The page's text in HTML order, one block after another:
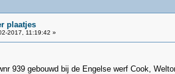
plaatjes
2017, 11:19:42 »
939 gebouwd bij de Engelse werf Cook,